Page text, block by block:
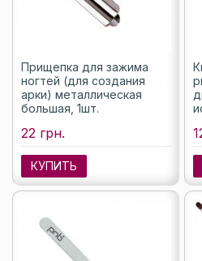
Прищепка для зажима
ногтей (для создания
арки) металлическая
большая, 1шт.
22 грн.
КУПИТЬ